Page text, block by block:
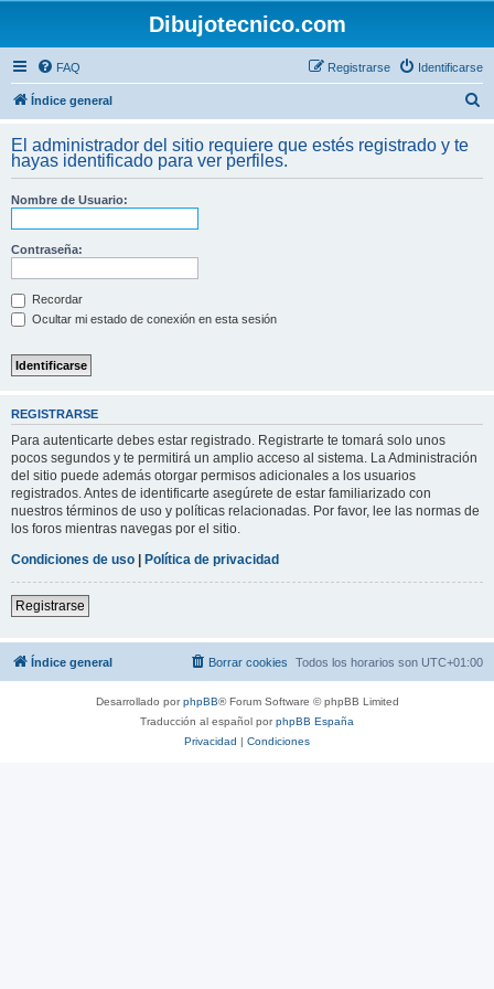
Dibujotecnico.com
FAQ Identificarse
Registrarse
Índice general
c
El administrador del sitio requiere que estés registrado y te
hayas identificado para ver perfiles.
Nombre de Usuario:
Contraseña:
Recordar
Ocultar mi estado de conexión en esta sesión
REGISTRARSE
Para autenticarte debes estar registrado. Registrarte te tomará solo unos
pocos segundos y te permitirá un amplio acceso al sistema. La Administración
del sitio puede además otorgar permisos adicionales a los usuarios
registrados. Antes de identificarte asegúrete de estar familiarizado con
nuestros términos de uso y políticas relacionadas. Por favor, lee las normas de
los foros mientras navegas por el sitio.
Condiciones de uso | Política de privacidad
Registrarse
Índice general Todos los horarios son UTC+01:00
Borrar cookies
Desarrollado porphpBB® Forum Software © phpBB Limited
Traducción al español porphpBB España
Privacidad | Condiciones